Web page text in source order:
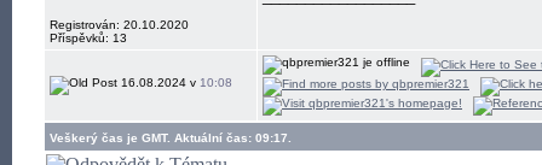
Registrován: 20.10.2020
Příspěvků: 13
16.08.2024 v 10:08
Veškerý čas je GMT. Aktuální čas: 09:17.